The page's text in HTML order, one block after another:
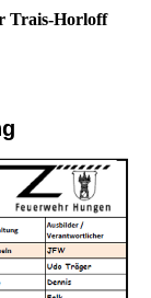
Trais-Horloff